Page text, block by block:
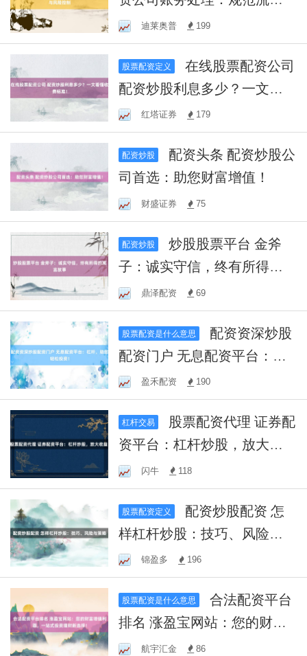
与风险控制
迪莱奥普 199
股票配资定义
在线股票配资公司
配资炒股利息多少？一文看
懂收费标准！
红塔证券 179
配资炒股
司首选：助您财富增值！
财盛证券 75
配资炒股
炒股股票平台 金斧
子：诚实守信，终有所得的
寓言故事
鼎泽配资 69
股票配资是什么意思
配资门户 无息配资平台：杠
杆，助您轻松投资！
盈禾配资 190
杠杆交易
资平台：杠杆炒股，放大收
益！闪牛 118
股票配资定义
样杠杆炒股：技巧、风险与
策略锦盈多 196
股票配资是什么意思
合法配资平台
排名 涨盈宝网站：您的财富
增值利器，一站式投资理财
航宇汇金 86